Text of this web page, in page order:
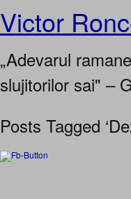
Victor
„Adevarul
slujitorilor sai" –
Posts Tagged